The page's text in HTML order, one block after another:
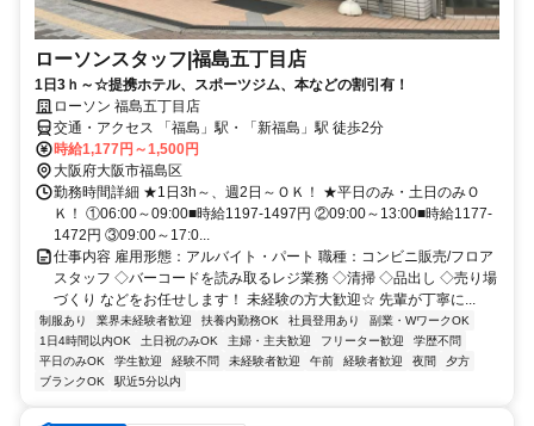
ローソンスタッフ|福島五丁目店
1日3ｈ～☆提携ホテル、スポーツジム、本などの割引有！
ローソン 福島五丁目店
交通・アクセス 「福島」駅・「新福島」駅 徒歩2分
時給1,177円～1,500円
大阪府大阪市福島区
勤務時間詳細 ★1日3h～、週2日～ＯＫ！ ★平日のみ・土日のみＯ
Ｋ！ ①06:00～09:00■時給1197-1497円 ②09:00～13:00■時給1177-
1472円 ③09:00～17:0...
仕事内容 雇用形態：アルバイト・パート 職種：コンビニ販売/フロア
スタッフ ◇バーコードを読み取るレジ業務 ◇清掃 ◇品出し ◇売り場
づくり などをお任せします！ 未経験の方大歓迎☆ 先輩が丁寧に...
制服あり 業界未経験者歓迎 扶養内勤務OK 社員登用あり
副業・WワークOK
1日4時間以内OK
土日祝のみOK 主婦・主夫歓迎 フリーター歓迎
学歴不問
平日のみOK
学生歓迎 経験不問 未経験者歓迎 午前 経験者歓迎 夜間
夕方
ブランクOK
駅近5分以内